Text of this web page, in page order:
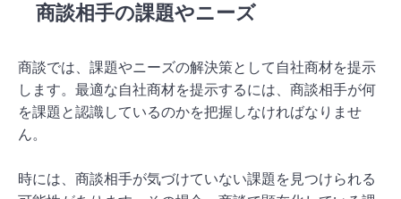
商談相手の課題やニーズ
商談では、課題やニーズの解決策として自社商材を提示
します。最適な自社商材を提示するには、商談相手が何
を課題と認識しているのかを把握しなければなりませ
ん。
時には、商談相手が気づけていない課題を見つけられる